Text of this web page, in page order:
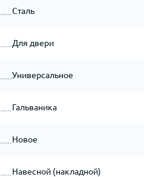
Сталь
Для двери
Универсальное
Гальваника
Новое
Навесной (накладной)